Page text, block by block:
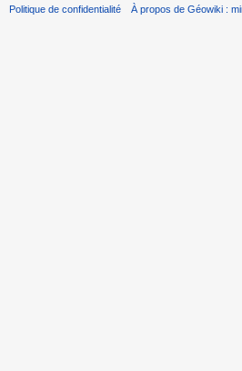
Politique de confidentialité À propos de Géowiki :